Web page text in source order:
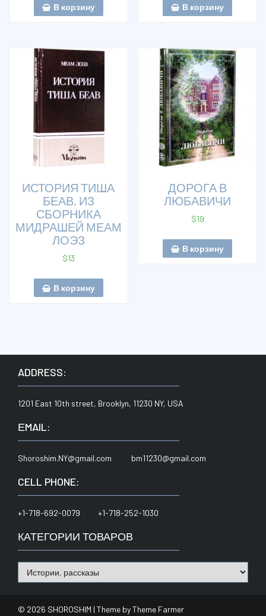
В корзину В корзину
ИСТОРИЯ ТИША
БЕАВ. ИЗ
СБОРНИКА
МИДРАШЕЙ МЕАМ
ЛОЭЗ
$13
В корзину
ДОРОГА В
ЛЮБАВИЧИ
$19
В корзину
ADDRESS:
1201 East 10th street, Brooklyn, 11230 NY, USA
ЕMAIL:
Shoroshim.NY@gmail.com bm11230@gmail.com
CELL PHONE:
+1-718-692-0079 +1-718-252-1030
КАТЕГОРИИ ТОВАРОВ
© 2026 SHOROSHIM | Theme byTheme Farmer